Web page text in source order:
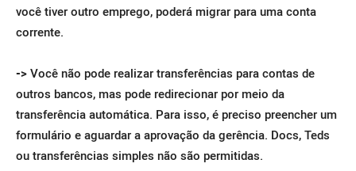
você tiver outro emprego, poderá migrar para uma conta
corrente.
-> Você não pode realizar transferências para contas de
outros bancos, mas pode redirecionar por meio da
transferência automática. Para isso, é preciso preencher um
formulário e aguardar a aprovação da gerência. Docs, Teds
ou transferências simples não são permitidas.